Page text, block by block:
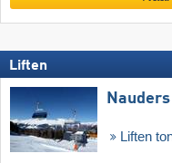
Liften
Liften